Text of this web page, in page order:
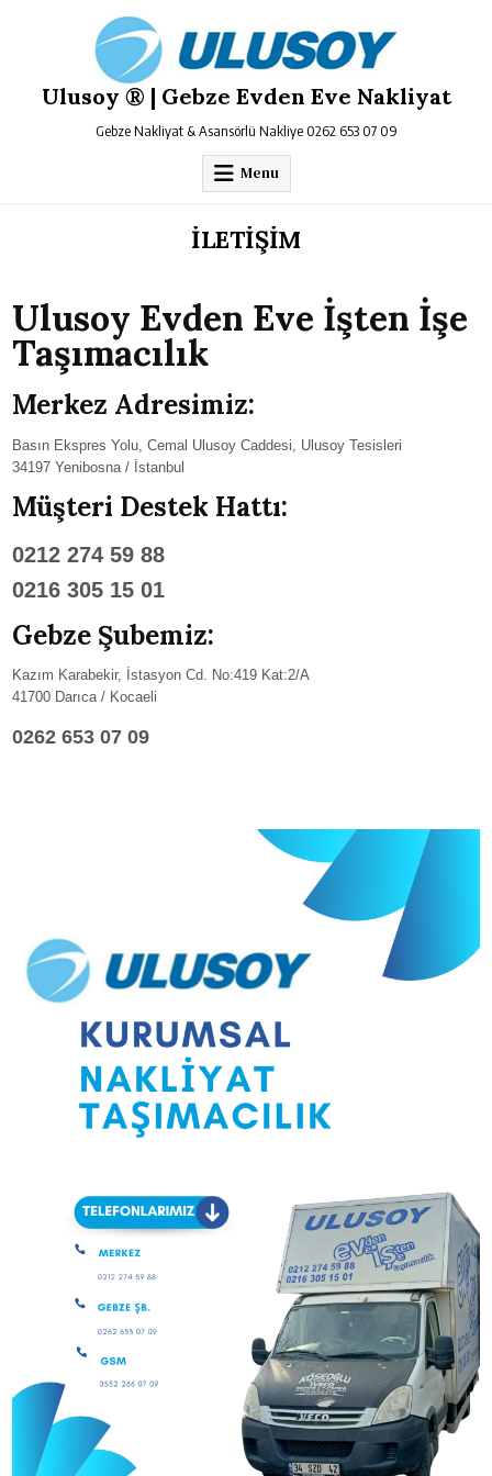
Ulusoy ® | Gebze Evden Eve Nakliyat
Gebze Nakliyat & Asansörlü Nakliye 0262 653 07 09
Menu
İLETİŞİM
Ulusoy Evden Eve İşten İşe
Taşımacılık
Merkez Adresimiz:
Basın Ekspres Yolu, Cemal Ulusoy Caddesi, Ulusoy Tesisleri
34197 Yenibosna / İstanbul
Müşteri Destek Hattı:
0212 274 59 88
0216 305 15 01
Gebze Şubemiz:
Kazım Karabekir, İstasyon Cd. No:419 Kat:2/A
41700 Darıca / Kocaeli
0262 653 07 09